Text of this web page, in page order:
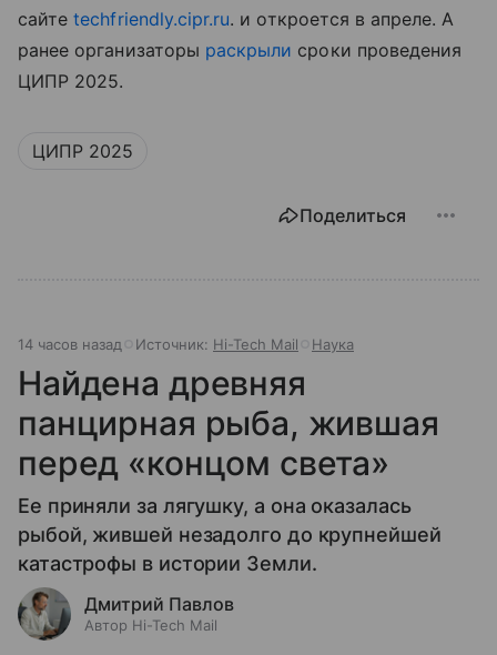
сайтеtechfriendly.cipr.ru. и откроется в апреле. А
ранее организаторы раскрыли сроки проведения
ЦИПР 2025.
ЦИПР 2025
Поделиться
14 часов назад Источник: Hi-Tech Mail Наука
Найдена древняя
панцирная рыба, жившая
перед «концом света»
Ее приняли за лягушку, а она оказалась
рыбой, жившей незадолго до крупнейшей
катастрофы в истории Земли.
Дмитрий Павлов
Автор Hi-Tech Mail